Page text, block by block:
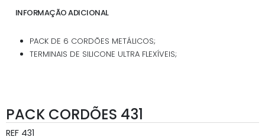
INFORMAÇÃO ADICIONAL
PACK DE 6 CORDÕES METÁLICOS;
TERMINAIS DE SILICONE ULTRA FLEXÍVEIS;
PACK CORDÕES 431
REF 431